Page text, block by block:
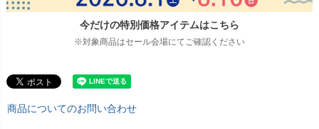
今だけの特別価格アイテムはこちら
※対象商品はセール会場にてご確認ください
商品についてのお問い合わせ